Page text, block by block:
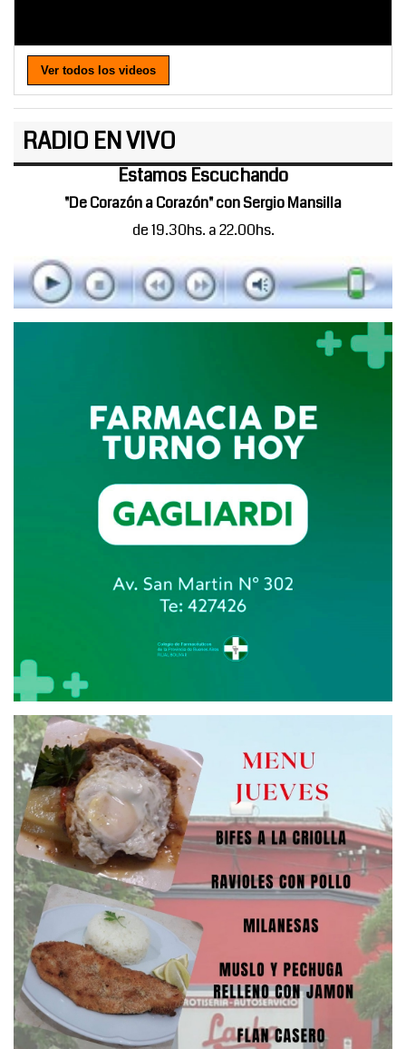
Ver todos los videos
RADIO EN VIVO
Estamos Escuchando
"De Corazón a Corazón" con Sergio Mansilla
de 19.30hs. a 22.00hs.